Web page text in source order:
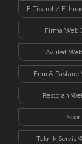
E-Ticaret / E-
Firma Web
Avukat
Fırın &
Restoran
Spor
Teknik Servis